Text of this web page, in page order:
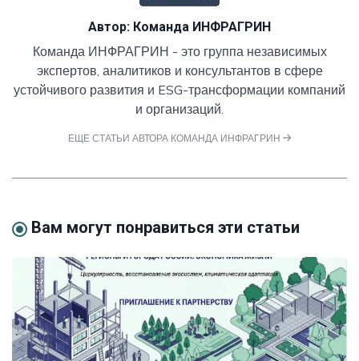
Автор: Команда ИНФРАГРИН
Команда ИНФРАГРИН - это группа независимых
экспертов, аналитиков и консультантов в сфере
устойчивого развития и ESG-трансформации компаний
и организаций.
ЕЩЕ СТАТЬИ АВТОРА КОМАНДА ИНФРАГРИН
Вам могут понравиться эти статьи